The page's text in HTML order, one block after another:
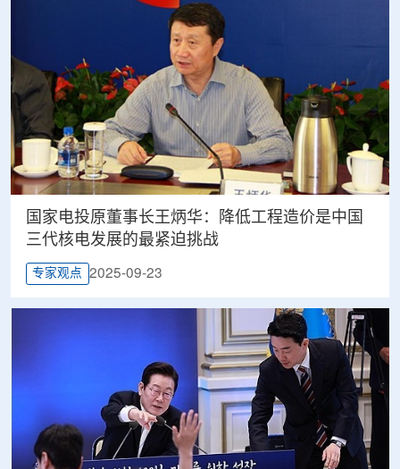
国家电投原董事长王炳华：降低工程造价是中国
三代核电发展的最紧迫挑战
专家观点 2025-09-23